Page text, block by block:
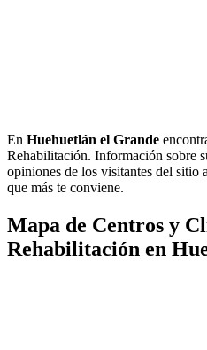
En Huehuetlán el Grande
Rehabilitación. Información sobre
opiniones de los visitantes del sitio
que más te conviene.
Mapa de Centros y
Rehabilitación en